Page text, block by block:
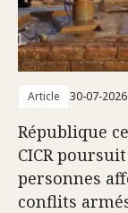
Article 30-07-2026
République
CICR
personnes
conflits